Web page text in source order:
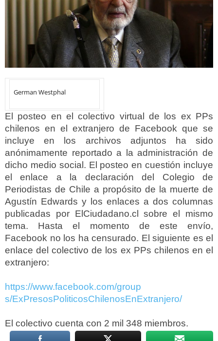
German Westphal
El posteo en el colectivo virtual de los ex PPs
chilenos en el extranjero de Facebook que se
incluye en los archivos adjuntos ha sido
anónimamente reportado a la administración de
dicho medio social. El posteo en cuestión incluye
el enlace a la declaración del Colegio de
Periodistas de Chile a propósito de la muerte de
Agustín Edwards y los enlaces a dos columnas
publicadas por ElCiudadano.cl sobre el mismo
tema. Hasta el momento de este envío,
Facebook no los ha censurado. El siguiente es el
enlace del colectivo de los ex PPs chilenos en el
extranjero:
https://www.facebook.com/group
s/ExPresosPoliticosChilenosEnExtranjero/
El colectivo cuenta con 2 mil 348 miembros.